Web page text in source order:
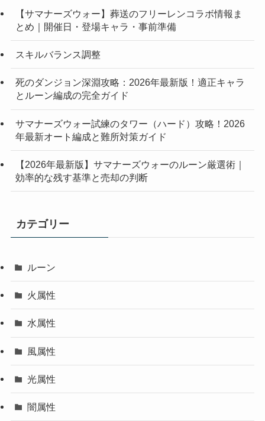
【サマナーズウォー】葬送のフリーレンコラボ情報ま
とめ｜開催日・登場キャラ・事前準備
スキルバランス調整
死のダンジョン深淵攻略：2026年最新版！適正キャラ
とルーン編成の完全ガイド
サマナーズウォー試練のタワー（ハード）攻略！2026
年最新オート編成と難所対策ガイド
【2026年最新版】サマナーズウォーのルーン厳選術｜
効率的な残す基準と売却の判断
カテゴリー
ルーン
火属性
水属性
風属性
光属性
闇属性